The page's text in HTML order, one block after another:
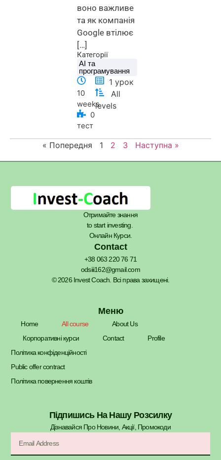
воно важливе
та як компанія
Google втілює
[…]
Категорії
AI та
програмування
10
weeks
0
тест
1 урок
All
levels
« Попередня 1 2 3 Наступна »
Отримайте знання
to start investing.
Онлайн Курси.
Contact
+38 063 220 76 71
odsiii162@gmail.com
© 2026 Invest Coach. Всі права захищені.
Меню
Home All course
About Us
Корпоративні курси
Contact
Profile
Політика конфіденційності
Public offer contract
Політика повернення коштів
Підпишись На Нашу Розсилку
Дізнавайся Про Новини, Акції, Промокоди​